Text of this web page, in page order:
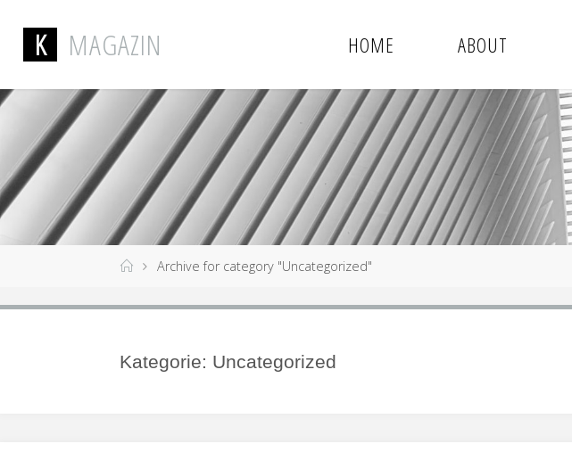
K MAGAZIN HOME ABOUT
Archive for category "Uncategorized"
Kategorie: Uncategorized